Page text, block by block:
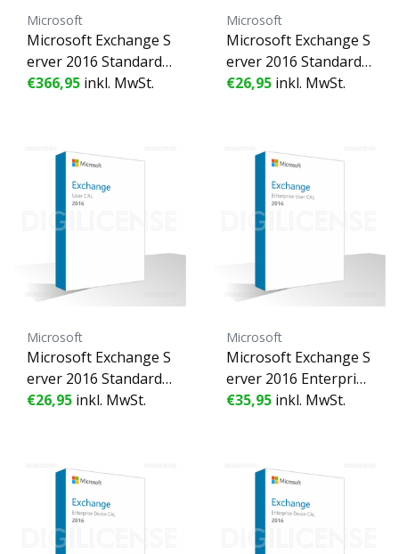
Microsoft
Microsoft Exchange S
erver 2016 Standard -
1 Gerät - Unbefristet
€366,95 inkl. MwSt.
Microsoft
Microsoft Exchange S
erver 2016 Standard
Device CAL - 1 Gerät -
aucht)
€26,95 inkl. MwSt.
Microsoft
Microsoft Exchange S
erver 2016 Standard
User CAL - 1 Benutze
ebraucht)
€26,95 inkl. MwSt.
Microsoft
Microsoft Exchange S
erver 2016 Enterprise
User CAL - 1 Benutze
ebraucht)
€35,95 inkl. MwSt.